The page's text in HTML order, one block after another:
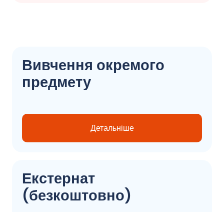
Вивчення окремого
предмету
Детальніше
Екстернат
(безкоштовно)